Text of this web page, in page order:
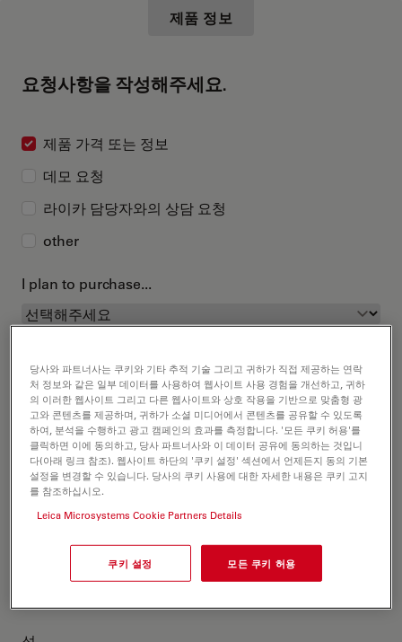
제품 정보
요청사항을 작성해주세요.
제품 가격 또는 정보
데모 요청
라이카 담당자와의 상담 요청
other
I plan to purchase...
고객정보를 작성해주세요
직위 선택 사항:
당사와 파트너사는 쿠키와 기타 추적 기술 그리고 귀하가 직접 제공하는 연락
처 정보와 같은 일부 데이터를 사용하여 웹사이트 사용 경험을 개선하고, 귀하
의 이러한 웹사이트 그리고 다른 웹사이트와 상호 작용을 기반으로 맞춤형 광
고와 콘텐츠를 제공하며, 귀하가 소셜 미디어에서 콘텐츠를 공유할 수 있도록
하여, 분석을 수행하고 광고 캠페인의 효과를 측정합니다. '모든 쿠키 허용'를
클릭하면 이에 동의하고, 당사 파트너사와 이 데이터 공유에 동의하는 것입니
다(아래 링크 참조). 웹사이트 하단의 '쿠키 설정' 섹션에서 언제든지 동의 기본
설정을 변경할 수 있습니다. 당사의 쿠키 사용에 대한 자세한 내용은 쿠키 고지
를 참조하십시오.
Leica Microsystems Cookie Partners Details
쿠키 설정 모든 쿠키 허용